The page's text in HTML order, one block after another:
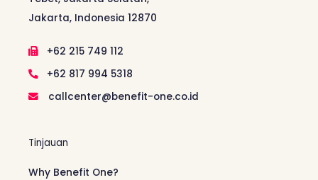
Jakarta, Indonesia 12870
+62 215 749 112
+62 817 994 5318
callcenter@benefit-one.co.id
Tinjauan
Why Benefit One?